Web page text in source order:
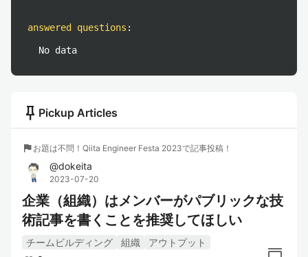
answered questions :
No data
push_pin Pickup Articles
flag お題は不問！Qiita Engineer Festa 2023で記事投稿！
@dokeita
2023-07-20
企業（組織）はメンバーがパブリックな技
術記事を書くことを推奨してほしい
チームビルディング 組織
アウトプット